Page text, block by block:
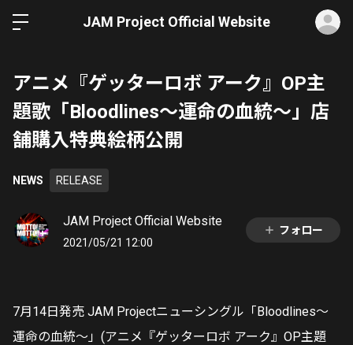
JAM Project Official Website
アニメ『ゲッターロボ アーク』OP主
題歌「Bloodlines〜運命の血統〜」店
舗購入特典絵柄公開
NEWS RELEASE
JAM Project Official Website
2021/05/21 12:00
フォロー
7月14日発売 JAM Projectニューシングル「Bloodlines〜
運命の血統〜」(アニメ『ゲッターロボ アーク』OP主題